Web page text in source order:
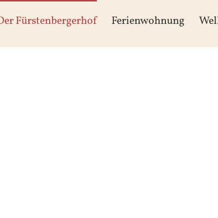
Fürstenbergerhof Ferienwohnung